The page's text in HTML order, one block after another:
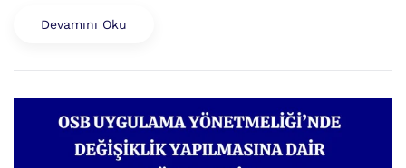
Devamını Oku